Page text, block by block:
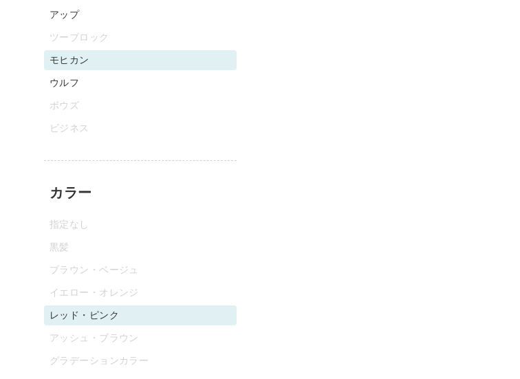
アップ
ツーブロック
モヒカン
ウルフ
ボウズ
ビジネス
カラー
指定なし
黒髪
ブラウン・ベージュ
イエロー・オレンジ
レッド・ピンク
アッシュ・ブラウン
グラデーションカラー